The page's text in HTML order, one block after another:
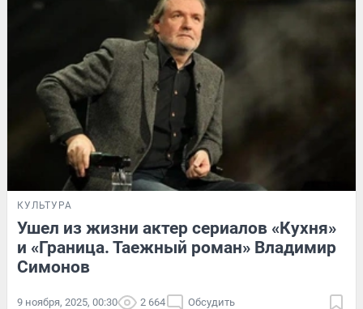
КУЛЬТУРА
Ушел из жизни актер сериалов «Кухня»
и «Граница. Таежный роман» Владимир
Симонов
9 ноября, 2025, 00:30 2 664 Обсудить